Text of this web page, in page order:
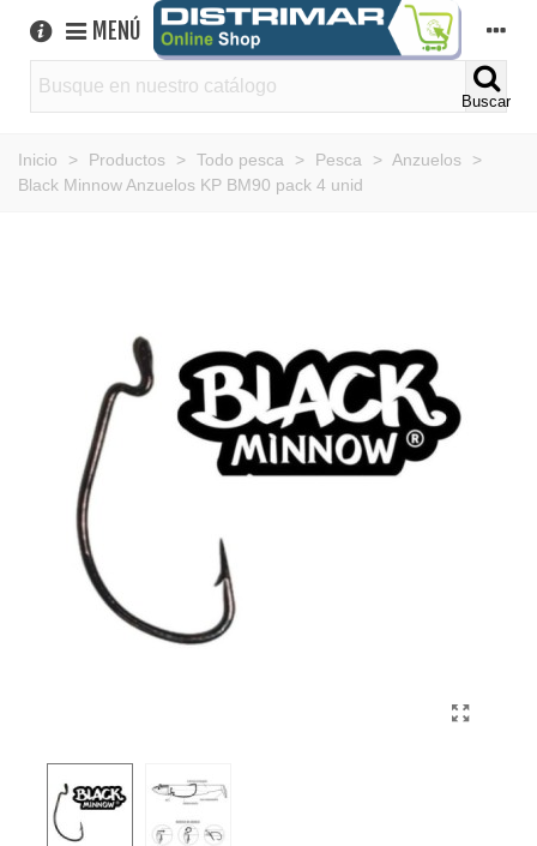
MENÚ
Buscar
Inicio > Productos > Todo pesca > Pesca > Anzuelos
>
Black Minnow Anzuelos KP BM90 pack 4 unid